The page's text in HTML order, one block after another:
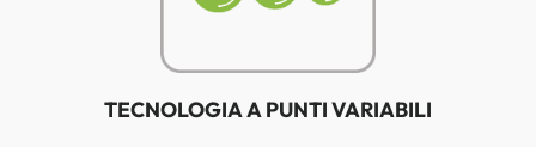
TECNOLOGIA A PUNTI VARIABILI